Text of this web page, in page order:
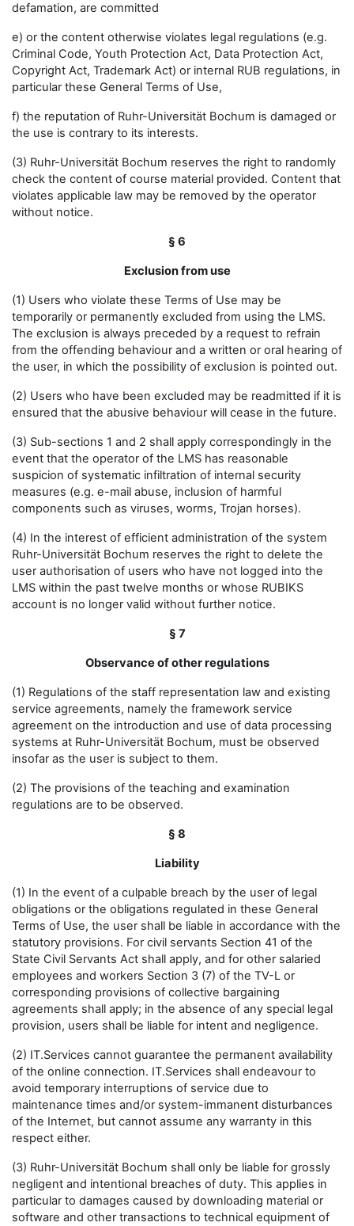
defamation, are committed
e) or the content otherwise violates legal regulations (e.g.
Criminal Code, Youth Protection Act, Data Protection Act,
Copyright Act, Trademark Act) or internal RUB regulations, in
particular these General Terms of Use,
f) the reputation of Ruhr-Universität Bochum is damaged or
the use is contrary to its interests.
(3) Ruhr-Universität Bochum reserves the right to randomly
check the content of course material provided. Content that
violates applicable law may be removed by the operator
without notice.
§ 6
Exclusion from use
(1) Users who violate these Terms of Use may be
temporarily or permanently excluded from using the LMS.
The exclusion is always preceded by a request to refrain
from the offending behaviour and a written or oral hearing of
the user, in which the possibility of exclusion is pointed out.
(2) Users who have been excluded may be readmitted if it is
ensured that the abusive behaviour will cease in the future.
(3) Sub-sections 1 and 2 shall apply correspondingly in the
event that the operator of the LMS has reasonable
suspicion of systematic infiltration of internal security
measures (e.g. e-mail abuse, inclusion of harmful
components such as viruses, worms, Trojan horses).
(4) In the interest of efficient administration of the system
Ruhr-Universität Bochum reserves the right to delete the
user authorisation of users who have not logged into the
LMS within the past twelve months or whose RUBIKS
account is no longer valid without further notice.
§ 7
Observance of other regulations
(1) Regulations of the staff representation law and existing
service agreements, namely the framework service
agreement on the introduction and use of data processing
systems at Ruhr-Universität Bochum, must be observed
insofar as the user is subject to them.
(2) The provisions of the teaching and examination
regulations are to be observed.
§ 8
Liability
(1) In the event of a culpable breach by the user of legal
obligations or the obligations regulated in these General
Terms of Use, the user shall be liable in accordance with the
statutory provisions. For civil servants Section 41 of the
State Civil Servants Act shall apply, and for other salaried
employees and workers Section 3 (7) of the TV-L or
corresponding provisions of collective bargaining
agreements shall apply; in the absence of any special legal
provision, users shall be liable for intent and negligence.
(2) IT.Services cannot guarantee the permanent availability
of the online connection. IT.Services shall endeavour to
avoid temporary interruptions of service due to
maintenance times and/or system-immanent disturbances
of the Internet, but cannot assume any warranty in this
respect either.
(3) Ruhr-Universität Bochum shall only be liable for grossly
negligent and intentional breaches of duty. This applies in
particular to damages caused by downloading material or
software and other transactions to technical equipment of